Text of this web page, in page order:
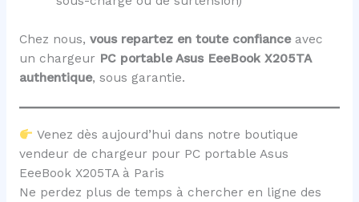
Chez nous, vous repartez en toute confianceavec
un chargeur PC portable Asus EeeBook X205TA
authentique, sous garantie.
Venez dès aujourd’hui dans notre boutique
vendeur de chargeur pour PC portable Asus
EeeBook X205TA à Paris
Ne perdez plus de temps à chercher en ligne des